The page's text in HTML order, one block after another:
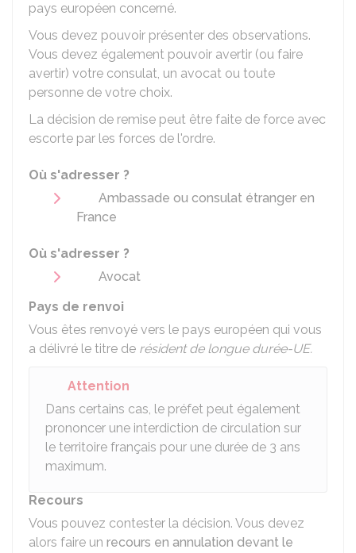
pays européen concerné.
Vous devez pouvoir présenter des observations.
Vous devez également pouvoir avertir (ou faire
avertir) votre consulat, un avocat ou toute
personne de votre choix.
La décision de remise peut être faite de force avec
escorte par les forces de l'ordre.
Où s'adresser ?
Ambassade ou consulat étranger en
France
Où s'adresser ?
Avocat
Pays de renvoi
Vous êtes renvoyé vers le pays européen qui vous
a délivré le titre de résident de longue durée-UE.
Attention
Dans certains cas, le préfet peut également
prononcer une interdiction de circulation sur
le territoire français pour une durée de 3 ans
maximum.
Recours
Vous pouvez contester la décision. Vous devez
alors faire un recours en annulation devant le